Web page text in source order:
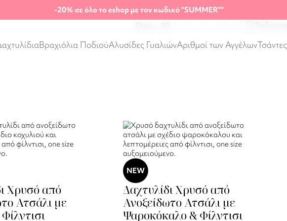
-20% σε όλο το eshop με τον κωδικό "SUMMER""
Βραχιόλια ΠοδιούΑλυσίδες ΓυαλιώνΑριθμοί των ΑγγέλωνΤσάντες
Χρυσό από
Ατσάλι με
NEW
Δαχτυλίδι Χρυσό από
Ανοξείδωτο Ατσάλι με
Ψαροκόκαλο & Φίλντισι